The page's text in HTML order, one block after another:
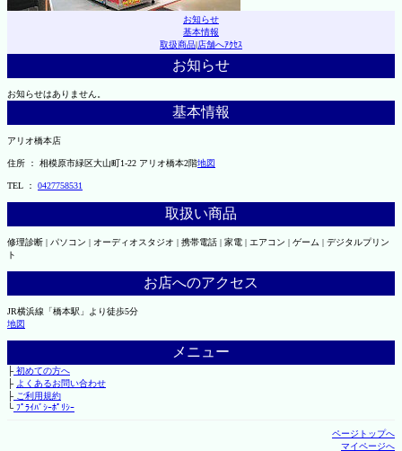
お知らせ
基本情報
取扱商品|店舗へｱｸｾｽ
お知らせ
お知らせはありません。
基本情報
アリオ橋本店
住所 ： 相模原市緑区大山町1-22 アリオ橋本2階地図
TEL ： 0427758531
取扱い商品
修理診断 | パソコン | オーディオスタジオ | 携帯電話 | 家電 | エアコン | ゲーム | デジタルプリン
ト
お店へのアクセス
JR横浜線「橋本駅」より徒歩5分
地図
メニュー
├初めての方へ
├ よくあるお問い合わせ
├ご利用規約
└ﾌﾟﾗｲﾊﾞｼｰﾎﾟﾘｼｰ
ページトップへ
マイページへ